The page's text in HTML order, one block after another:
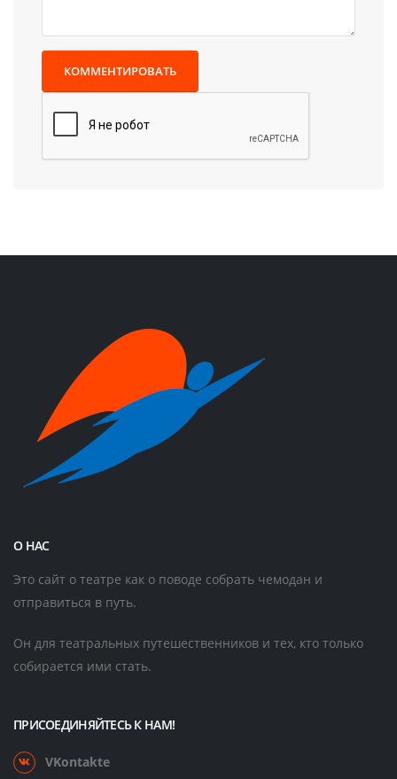
КОММЕНТИРОВАТЬ
О НАС
Это сайт о театре как о поводе собрать чемодан и
отправиться в путь.
Он для театральных путешественников и тех, кто только
собирается ими стать.
ПРИСОЕДИНЯЙТЕСЬ К НАМ!
VKontakte